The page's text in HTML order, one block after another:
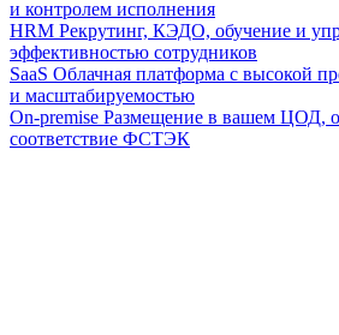
и контролем исполнения
HRM Рекрутинг, КЭДО, обучение и
эффективностью сотрудников
SaaS Облачная платформа с высокой
и масштабируемостью
On-premise Размещение в вашем ЦОД,
соответствие ФСТЭК